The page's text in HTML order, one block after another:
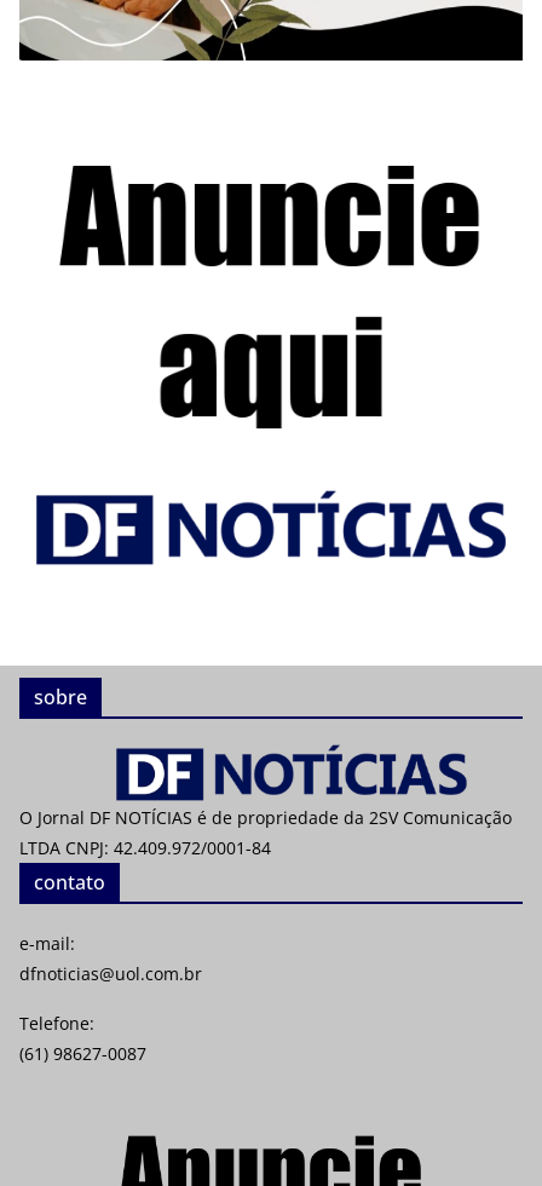
sobre
O Jornal DF NOTÍCIAS é de propriedade da 2SV Comunicação
LTDA CNPJ: 42.409.972/0001-84
contato
e-mail:
dfnoticias@uol.com.br
Telefone:
(61) 98627-0087